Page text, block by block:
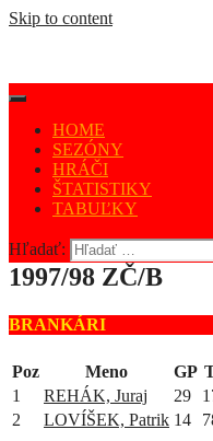
Skip to content
HOME
SEZÓNY
HRÁČI
ŠTATISTIKY
TABUĽKY
Hľadať:
1997/98 ZČ/B
BRANKÁRI
Poz Meno GP
1
REHÁK, Juraj 29
2
LOVÍŠEK, Patrik 14